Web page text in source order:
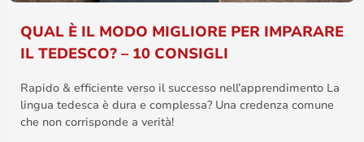
QUAL È IL MODO MIGLIORE PER IMPARARE
IL TEDESCO? – 10 CONSIGLI
Rapido & efficiente verso il successo nell’apprendimento La
lingua tedesca è dura e complessa? Una credenza comune
che non corrisponde a verità!